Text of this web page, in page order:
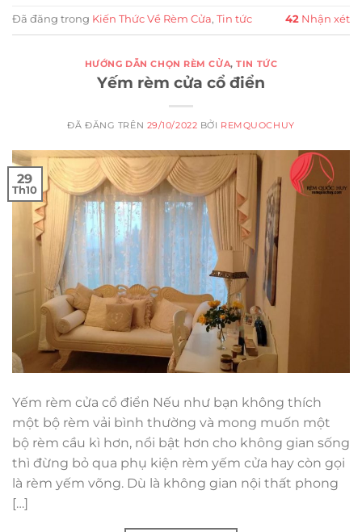
Đã đăng trong Kiến Thức Về Rèm Cửa, Tin tức 42 Nhận xét
HƯỚNG DẪN CHỌN RÈM CỬA,TIN TỨC
Yếm rèm cửa cổ điển
ĐÃ ĐĂNG TRÊN 29/10/2022 BỞI REMQUOCHUY
29
Th10
Yếm rèm cửa cổ điển Nếu như bạn không thích
một bộ rèm vải bình thường và mong muốn một
bộ rèm cầu kì hơn, nổi bật hơn cho không gian sống
thì đừng bỏ qua phụ kiện rèm yếm cửa hay còn gọi
là rèm yếm võng. Dù là không gian nội thất phong
[…]